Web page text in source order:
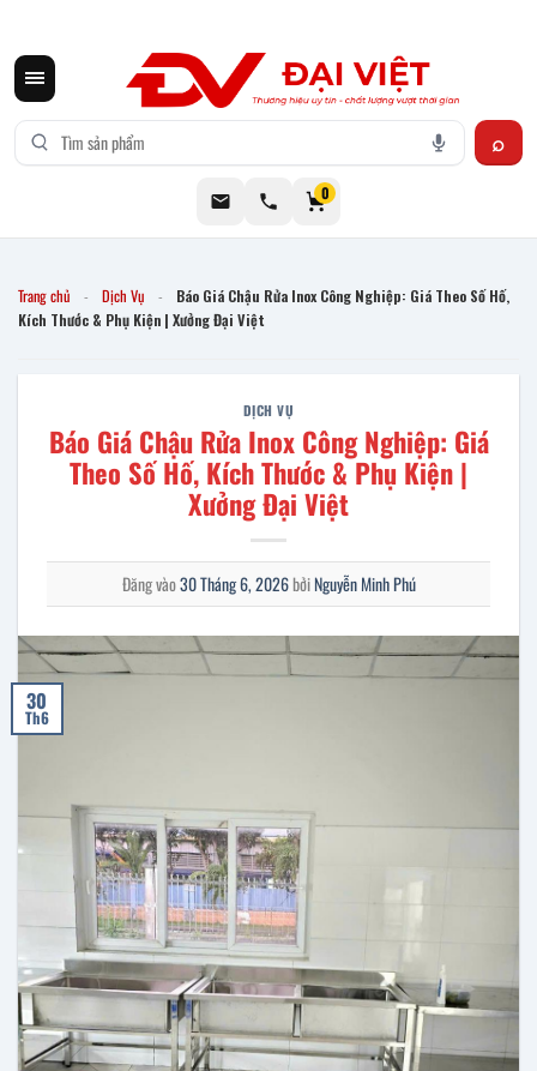
0
Trang chủ - Dịch Vụ -
Báo Giá Chậu Rửa Inox Công Nghiệp: Giá Theo Số Hố,
Kích Thước & Phụ Kiện | Xưởng Đại Việt
DỊCH VỤ
Báo Giá Chậu Rửa Inox Công Nghiệp: Giá
Theo Số Hố, Kích Thước & Phụ Kiện |
Xưởng Đại Việt
Đăng vào30 Tháng 6, 2026bởiNguyễn Minh Phú
30
Th6